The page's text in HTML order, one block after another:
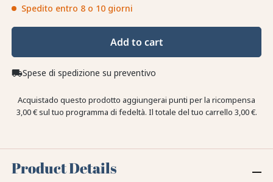
Spedito entro 8 o 10 giorni
Add to cart
local_shippingSpese di spedizione su preventivo
Acquistado questo prodotto aggiungerai punti per la ricompensa
3,00 €sul tuo programma di fedeltà. Il totale del tuo carrello 3,00 €.
Product Details